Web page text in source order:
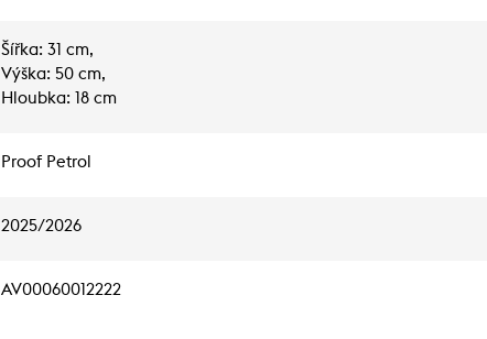
Šířka: 31 cm,
Výška: 50 cm,
Hloubka: 18 cm
Proof Petrol
2025/2026
AV00060012222